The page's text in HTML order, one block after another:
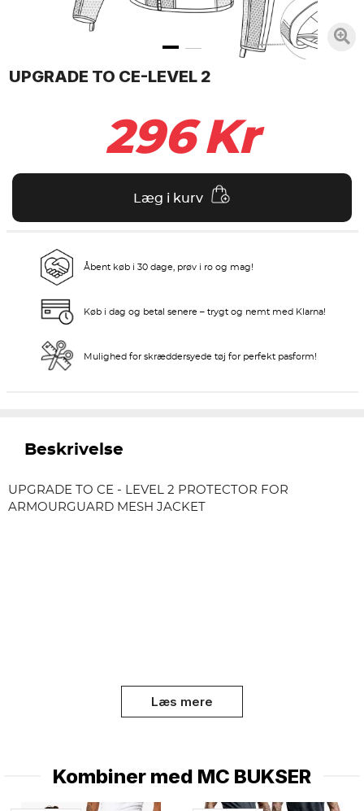
UPGRADE TO CE-LEVEL 2
296 Kr
Læg i kurv
Åbent køb i 30 dage, prøv i ro og mag!
Køb i dag og betal senere – trygt og nemt med Klarna!
Mulighed for skræddersyede tøj for perfekt pasform!
Beskrivelse
UPGRADE TO CE - LEVEL 2 PROTECTOR FOR
ARMOURGUARD MESH JACKET
Læs mere
Kombiner med MC BUKSER